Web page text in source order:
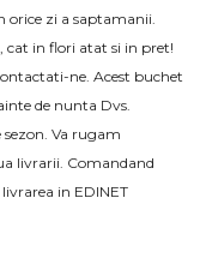
orice zi a saptamanii.
cat in flori atat si in pret!
ne. Acest buchet
de nunta Dvs.
Va rugam
livrarii. Comandand
in EDINET